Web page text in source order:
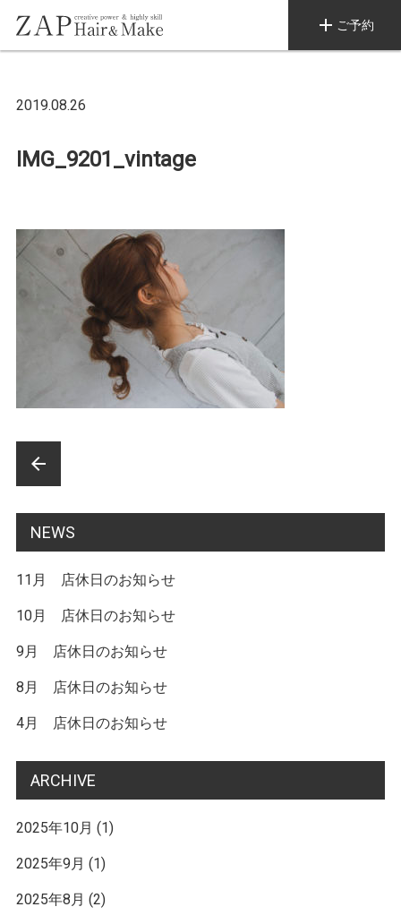
add ご予約
2019.08.26
IMG_9201_vintage
前
後
の
記
事
へ
の
リ
ン
arrow_back
NEWS
11月 店休日のお知らせ
10月 店休日のお知らせ
9月 店休日のお知らせ
8月 店休日のお知らせ
4月 店休日のお知らせ
ARCHIVE
2025年10月 (1)
2025年9月 (1)
2025年8月 (2)